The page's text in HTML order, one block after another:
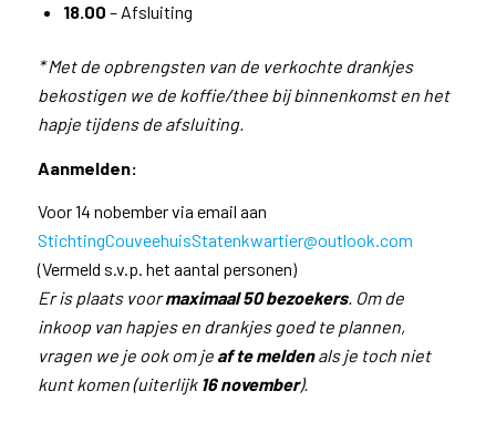
18.00 – Afsluiting
*Met de opbrengsten van de verkochte drankjes
bekostigen we de koffie/thee bij binnenkomst en het
hapje tijdens de afsluiting.
Aanmelden:
Voor 14 nobember via email aan
StichtingCouveehuisStatenkwartier@outlook.com
(Vermeld s.v.p. het aantal personen)
Er is plaats voormaximaal 50 bezoekers. Om de
inkoop van hapjes en drankjes goed te plannen,
vragen we je ook om je af te meldenals je toch niet
kunt komen (uiterlijk 16 november).